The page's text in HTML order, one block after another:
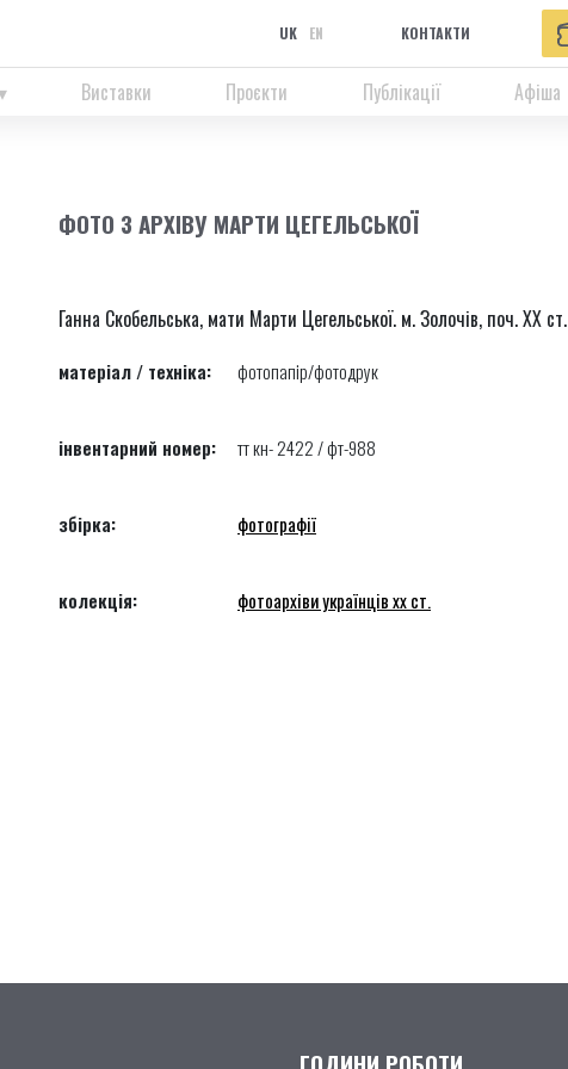
UK EN КОНТАКТИ
Виставки Проєкти Публікації Афіша
ФОТО З АРХІВУ МАРТИ ЦЕГЕЛЬСЬКОЇ
Ганна Скобельська, мати Марти Цегельської. м. Золочів, поч. ХХ ст.
матеріал / техніка: фотопапір/фотодрук
інвентарний номер: тт кн- 2422 / фт-988
збірка: фотографії
колекція: фотоархіви українців хх ст.